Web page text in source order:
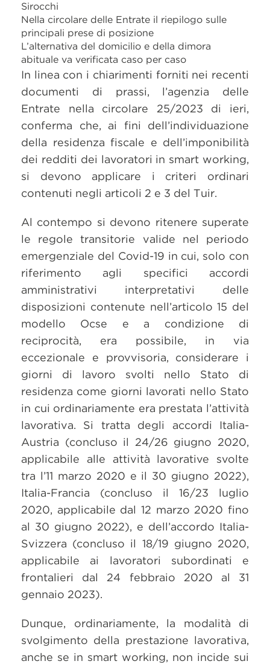
Sirocchi
Nella circolare delle Entrate il riepilogo sulle
principali prese di posizione
L’alternativa del domicilio e della dimora
abituale va verificata caso per caso
In linea con i chiarimenti forniti nei recenti
documenti di prassi, l’agenzia delle
Entrate nella circolare 25/2023 di ieri,
conferma che, ai fini dell’individuazione
della residenza fiscale e dell’imponibilità
dei redditi dei lavoratori in smart working,
si devono applicare i criteri ordinari
contenuti negli articoli 2 e 3 del Tuir.
Al contempo si devono ritenere superate
le regole transitorie valide nel periodo
emergenziale del Covid-19 in cui, solo con
riferimento agli specifici accordi
amministrativi interpretativi delle
disposizioni contenute nell’articolo 15 del
modello Ocse e a condizione di
reciprocità, era possibile, in via
eccezionale e provvisoria, considerare i
giorni di lavoro svolti nello Stato di
residenza come giorni lavorati nello Stato
in cui ordinariamente era prestata l’attività
lavorativa. Si tratta degli accordi Italia-
Austria (concluso il 24/26 giugno 2020,
applicabile alle attività lavorative svolte
tra l’11 marzo 2020 e il 30 giugno 2022),
Italia-Francia (concluso il 16/23 luglio
2020, applicabile dal 12 marzo 2020 fino
al 30 giugno 2022), e dell’accordo Italia-
Svizzera (concluso il 18/19 giugno 2020,
applicabile ai lavoratori subordinati e
frontalieri dal 24 febbraio 2020 al 31
gennaio 2023).
Dunque, ordinariamente, la modalità di
svolgimento della prestazione lavorativa,
anche se in smart working, non incide sui